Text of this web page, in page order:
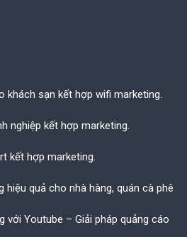
khách sạn kết hợp wifi marketing.
nghiệp kết hợp marketing.
kết hợp marketing.
hiệu quả cho nhà hàng, quán cà phê
với Youtube – Giải pháp quảng cáo